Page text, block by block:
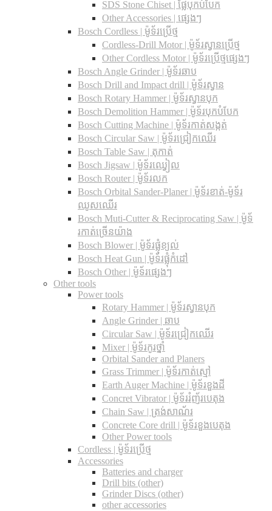
SDS Stone Chiset |​ ផ្លែបុកបំបែក
Other Accessories | ផ្សេងៗ
Bosch Cordless | ម៉ូទ័រប្រើថ្ម
Cordless-Drill Motor | ម៉ូទ័រស្វានប្រើថ្ម
Other Cordless Motor | ម៉ូទ័រប្រើថ្មផ្សេងៗ
Bosch Angle Grinder | ម៉ូទ័រឆាប
Bosch Drill and Impact drill | ម៉ូទ័រស្វាន
Bosch Rotary Hammer | ម៉ូទ័រស្វានបុក
Bosch Demolition Hammer | ម៉ូទ័របុកបំបែក
Bosch Cutting Machine | ម៉ូទ័រកាត់សង្កត់
Bosch Circular Saw | ម៉ូទ័រជ្រៀកឈើរ
Bosch Table Saw | តុកាត់
Bosch Jigsaw | ម៉ូទ័រឈ្វៀល
Bosch Router | ម៉ូទ័រលក
Bosch Orbital Sander-Planer​ | ម៉ូទ័រខាត់-ម៉ូទ័រ
ឈូសឈើរ
Bosch Muti-Cutter & Reciprocating Saw​ | ម៉ូទ័
រកាត់ច្រើនយ៉ាង
Bosch Blower | ម៉ូទ័រផ្លុំខ្យល់
Bosch Heat Gun | ម៉ូទ័រផ្លុំកំដៅ
Bosch Other | ម៉ូទ័រផ្សេងៗ
Other tools
Power tools
Rotary Hammer | ម៉ូទ័រស្វានបុក
Angle Grinder | ឆាប
Circular Saw​ | ម៉ូទ័រជ្រៀកឈើរ
Mixer | ម៉ូទ័រកូរថ្នាំ
Orbital Sander and Planers
Grass Trimmer | ម៉ូទ័រកាត់ស្មៅ
Earth Auger Machine | ម៉ូទ័រខួងដី
Concret Vibrator | ម៉ូទ័ររំញ័របេតុង
Chain Saw | ត្រង់សាណ័រ
Concrete Core drill | ម៉ូទ័រខួងបេតុង
Other Power tools
Cordless​ | ម៉ូទ័រប្រើថ្ម
Accessories
Batteries and charger
Drill bits (other)
Grinder Discs (other)
other accessories